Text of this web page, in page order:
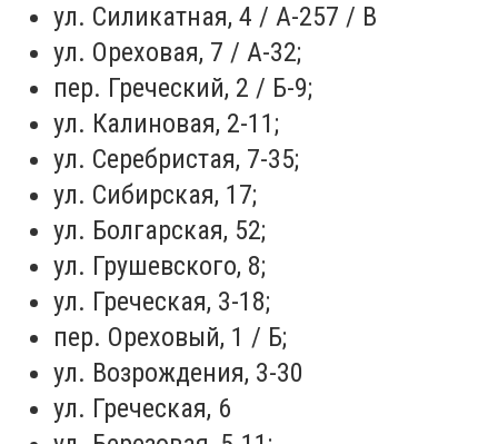
ул. Силикатная, 4 / А-257 / В
ул. Ореховая, 7 / А-32;
пер. Греческий, 2 / Б-9;
ул. Калиновая, 2-11;
ул. Серебристая, 7-35;
ул. Сибирская, 17;
ул. Болгарская, 52;
ул. Грушевского, 8;
ул. Греческая, 3-18;
пер. Ореховый, 1 / Б;
ул. Возрождения, 3-30
ул. Греческая, 6